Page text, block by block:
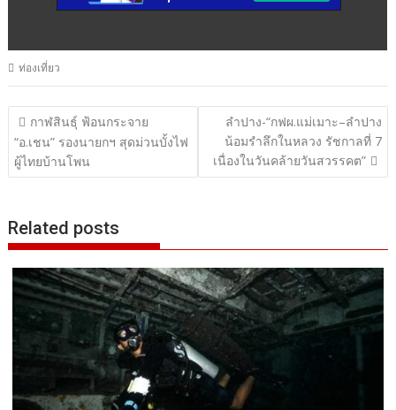
ท่องเที่ยว
แนะแนว
เรื่อง
กาฬสินธุ์ ฟ้อนกระจาย
“อ.เชน” รองนายกฯ สุดม่วนบั้งไฟ
ผู้ไทยบ้านโพน
ลำปาง-“กฟผ.แม่เมาะ–ลำปาง
น้อมรำลึกในหลวง รัชกาลที่ 7
เนื่องในวันคล้ายวันสวรรคต”
Related posts